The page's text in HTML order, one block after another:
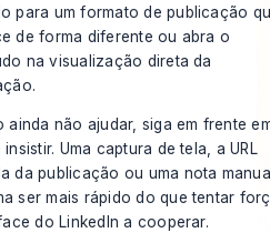
para um formato de publicação
de forma diferente ou abra o
na visualização direta da
ainda não ajudar, siga em frente
Uma captura de tela, a URL
da publicação ou uma nota
ser mais rápido do que tentar
do LinkedIn a cooperar.